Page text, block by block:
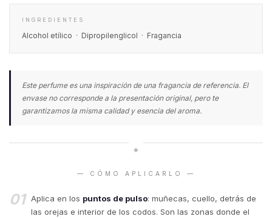
INGREDIENTES
Alcohol etílico · Dipropilenglicol · Fragancia
Este perfume es una inspiración de una fragancia de referencia. El
envase no corresponde a la presentación original, pero te
garantizamos la misma calidad y esencia del aroma.
◆
— CÓMO APLICARLO —
01 Aplica en los puntos de pulso: muñecas, cuello, detrás de
las orejas e interior de los codos. Son las zonas donde el